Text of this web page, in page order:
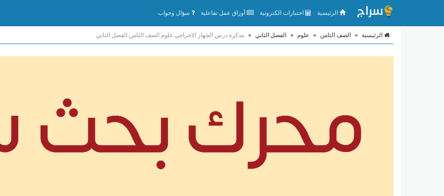
الرئيسية اختبارات الكترونية أوراق عمل تفاعلية سؤال وجواب
الرئيسية » الصف الثامن » علوم » الفصل الثاني » مذكرة درس الجهاز الاخراجي علوم الصف الثامن الفصل الثاني